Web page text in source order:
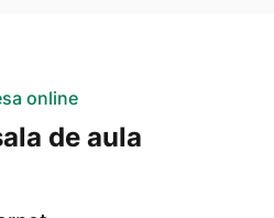
online
de aula